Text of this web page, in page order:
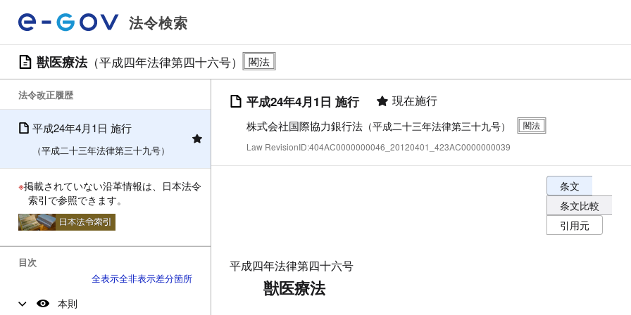
法令検索
獣医療法（平成四年法律第四十六号）
法令改正履歴
平成24年4月1日 施行
（平成二十三年法律第三十九号）
※掲載されていない沿革情報は、日本法令
索引で参照できます。
目次
全表示全非表示差分箇所
本則
平成24年4月1日 施行 現在施行
株式会社国際協力銀行法 （平成二十三年法律第三十九号）
Law RevisionID:404AC0000000046_20120401_423AC0000000039
条文表示オプシ
条文
条文比較
引用元
平成四年法律第四十六号
獣医療法